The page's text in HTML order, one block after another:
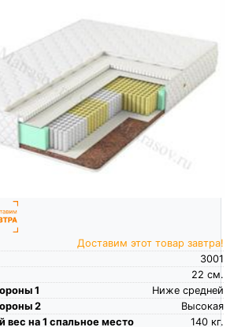
Доставим этот товар завтра!
3001
см.
22
1
Ниже средней
2
Высокая
на 1 спальное место
кг.
140